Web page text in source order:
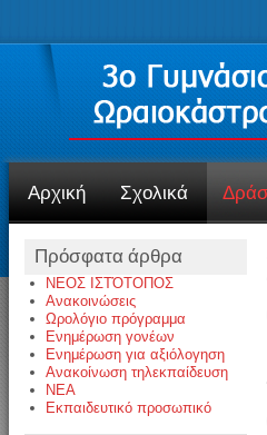
Αρχική Σχολικά
Πρόσφατα άρθρα
ΝΕΟΣ ΙΣΤΌΤΟΠΟΣ
Ανακοινώσεις
Ωρολόγιο πρόγραμμα
Ενημέρωση γονέων
Ενημέρωση για αξιόλογηση
Ανακοίνωση τηλεκπαίδευση
NEA
Εκπαιδευτικό προσωπικό